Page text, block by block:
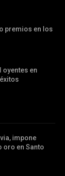
premios en los
oyentes en
impone
oro en Santo